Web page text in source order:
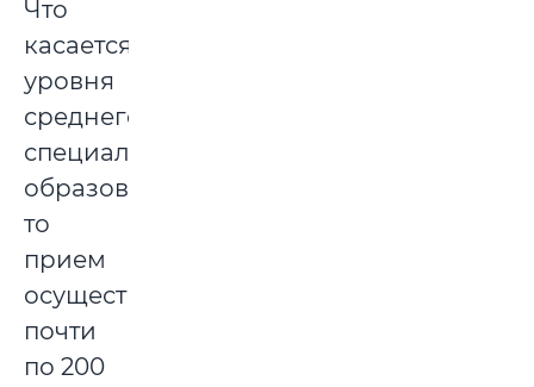
Что
касается
уровня
среднего
специального
образования,
то
прием
осуществляется
почти
по 200